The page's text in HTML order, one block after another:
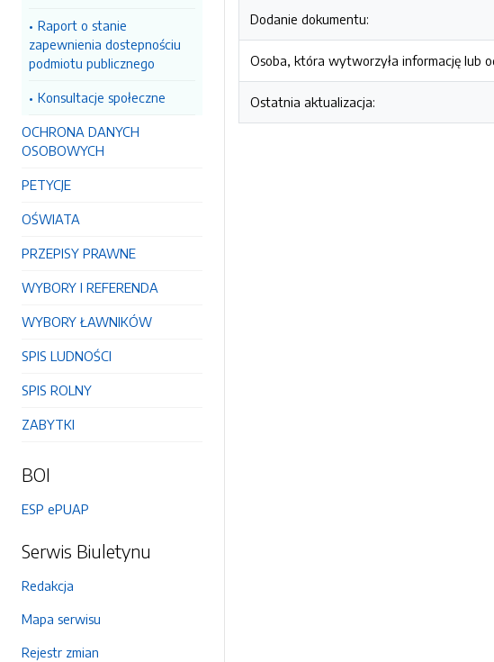
Raport o stanie
zapewnienia dostepnościu
podmiotu publicznego
Konsultacje społeczne
OCHRONA DANYCH
OSOBOWYCH
PETYCJE
OŚWIATA
PRZEPISY PRAWNE
WYBORY I REFERENDA
WYBORY ŁAWNIKÓW
SPIS LUDNOŚCI
SPIS ROLNY
ZABYTKI
BOI
ESP ePUAP
Serwis Biuletynu
Redakcja
Mapa serwisu
Rejestr zmian
Dodanie dokumentu:
Osoba, która wytworzyła informację lub
Ostatnia aktualizacja: